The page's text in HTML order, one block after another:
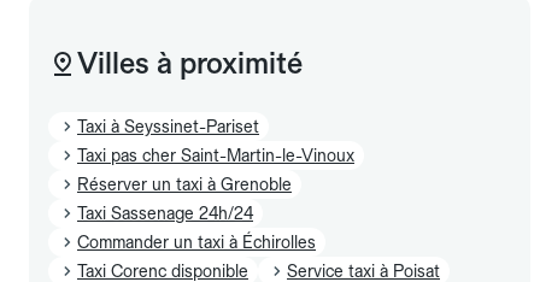
Villes à proximité
Taxi à Seyssinet-Pariset
Taxi pas cher Saint-Martin-le-Vinoux
Réserver un taxi à Grenoble
Taxi Sassenage 24h/24
Commander un taxi à Échirolles
Taxi Corenc disponible
Service taxi à Poisat